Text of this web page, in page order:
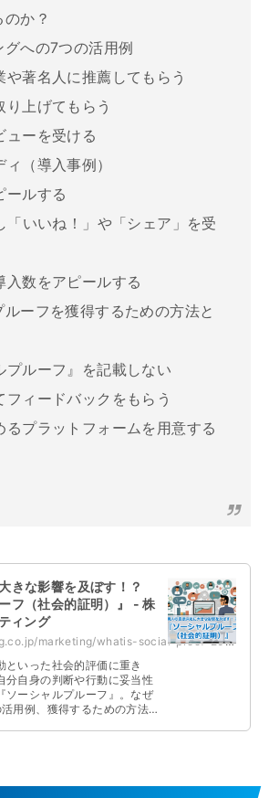
か？
への7つの活用例
著名人に推薦してもらう
上げてもらう
ーを受ける
（導入事例）
ルする
いいね！」や「シェア」を受
数をアピールする
ーフを獲得するための方法と
ルーフ』を記載しない
ィードバックをもらう
プラットフォームを用意する
きな影響を及ぼす！？
フ（社会的証明）』 - 株
ィング
https://sbsmarketing.co.jp/marketing/whatis-social-proof-2023-07/
といった社会的評価に重き
分自身の判断や行動に妥当性
ソーシャルプルーフ』。なぜ
用例、獲得するための方法